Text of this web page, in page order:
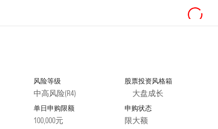
风险等级
中高风险(R4)
股票投资风格箱
大盘成长
单日申购限额
100,000元
申购状态
限大额